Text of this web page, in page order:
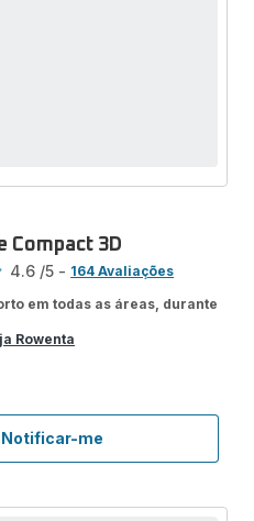
Notificar-me
Turbo
3D
Compact 3D
4.6 /5 - 164 Avaliações
em todas as áreas, durante
Rowenta